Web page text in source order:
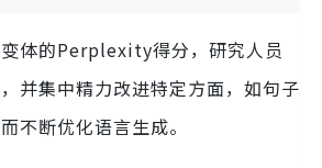
体的Perplexity得分，研究人员
并集中精力改进特定方面，如句子
不断优化语言生成。